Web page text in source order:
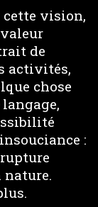
cette vision,
de
activités,
chose
insouciance :
nature.